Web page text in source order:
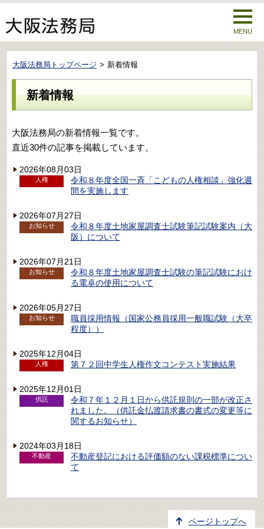
MENU
大阪法務局トップページ 新着情報
新着情報
大阪法務局の新着情報一覧です。
直近30件の記事を掲載しています。
2026年08月03日
人権
令和８年度全国一斉「こどもの人権相談」強化週
間を実施します
2026年07月27日
お知らせ
令和８年度土地家屋調査士試験筆記試験案内（大
阪）について
2026年07月21日
お知らせ
令和８年度土地家屋調査士試験の筆記試験におけ
る電卓の使用について
2026年05月27日
お知らせ
職員採用情報（国家公務員採用一般職試験（大卒
程度））
2025年12月04日
人権 第７２回中学生人権作文コンテスト実施結果
2025年12月01日
供託
令和７年１２月１日から供託規則の一部が改正さ
れました。（供託金払渡請求書の書式の変更等に
関するお知らせ）
2024年03月18日
不動産
不動産登記における評価額のない課税標準につい
て
ページトップへ